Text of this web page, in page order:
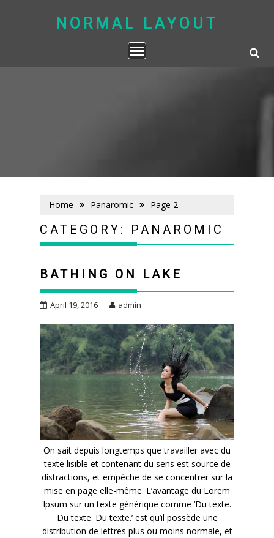
to
content
NORMAL LAYOUT
Home Panaromic Page 2
CATEGORY: PANAROMIC
BATHING ON LAKE
April 19, 2016 admin
On sait depuis longtemps que travailler avec du
texte lisible et contenant du sens est source de
distractions, et empêche de se concentrer sur la
mise en page elle-même. L’avantage du Lorem
Ipsum sur un texte générique comme ‘Du texte.
Du texte. Du texte.’ est qu’il possède une
distribution de lettres plus ou moins normale, et